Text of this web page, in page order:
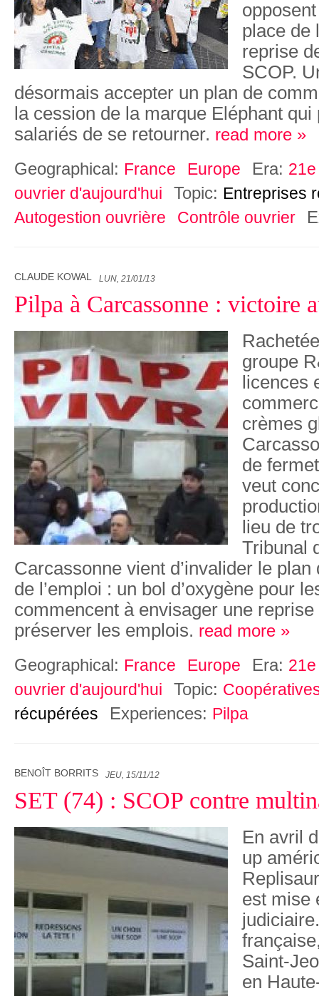
place de
reprise
SCOP.
désormais accepter un plan de
la cession de la marque Eléphant qui
salariés de se retourner. read more »
Geographical: France Europe Era:
ouvrier d'aujourd'hui
Topic: Entreprises
Autogestion ouvrière
Contrôle ouvrier
CLAUDE KOWAL LUN, 21/01/13
Pilpa à Carcassonne : victoire
groupe
licences
crèmes
de
veut
lieu de
Tribunal
Carcassonne vient d’invalider le
de l’emploi : un bol d’oxygène pour
commencent à envisager une
préserver les emplois. read more »
Geographical: France Europe Era:
ouvrier d'aujourd'hui
Topic:
récupérées
Experiences: Pilpa
BENOÎT BORRITS JEU, 15/11/12
SET (74) : SCOP contre
En avril
up
est mise
Saint-
en